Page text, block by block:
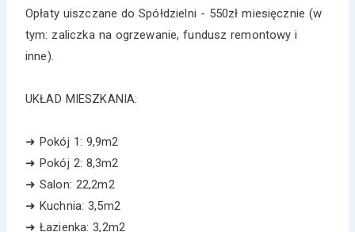
Opłaty uiszczane do Spółdzielni - 550zł miesięcznie (w
tym: zaliczka na ogrzewanie, fundusz remontowy i
inne).
UKŁAD MIESZKANIA:
➜ Pokój 1: 9,9m2
➜ Pokój 2: 8,3m2
➜ Salon: 22,2m2
➜ Kuchnia: 3,5m2
➜ Łazienka: 3,2m2